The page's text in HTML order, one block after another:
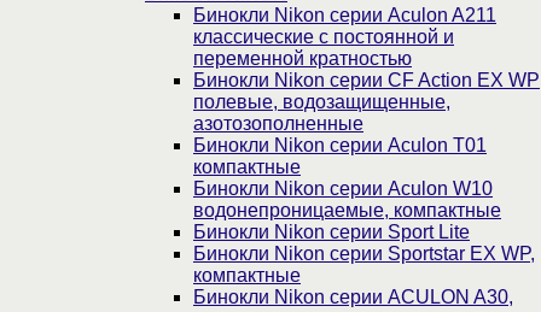
Бинокли Nikon серии Aculon A211
классические с постоянной и
переменной кратностью
Бинокли Nikon серии СF Action EX WP
полевые, водозащищенные,
азотозополненные
Бинокли Nikon серии Aculon T01
компактные
Бинокли Nikon серии Aculon W10
водонепроницаемые, компактные
Бинокли Nikon серии Sport Lite
Бинокли Nikon серии Sportstar EX WP,
компактные
Бинокли Nikon серии ACULON A30,